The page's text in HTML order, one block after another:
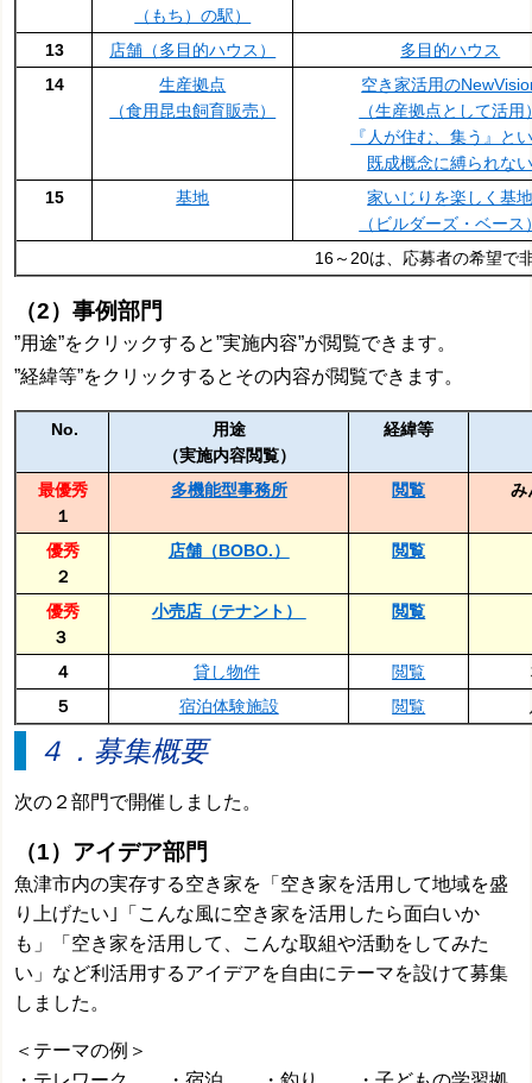
（もち）の駅）
13 店舗（多目的ハウス）
多目的ハウス
14
生産拠点
（食用昆虫飼育販売）
空き家活用の
（生産拠点として活用
『人が住む、集う』と
既成概念に縛られな
15
基地
家いじりを楽しく基
（ビルダーズ・ベース
16～20は、応募者の希望で
（2）事例部門
”用途”をクリックすると”実施内容”が閲覧できます。
”経緯等”をクリックするとその内容が閲覧できます。
No.
用途
（実施内容閲覧）
経緯等
最優秀
１
多機能型事務所 閲覧 み
優秀
２
店舗（BOBO.） 閲覧
優秀
３
小売店（テナント） 閲覧
４ 貸し物件 閲覧
５
宿泊体験施設 閲覧
４．募集概要
次の２部門で開催しました。
（1）アイデア部門
魚津市内の実存する空き家を「空き家を活用して地域を盛
り上げたい｣「こんな風に空き家を活用したら面白いか
も」「空き家を活用して、こんな取組や活動をしてみた
い」など利活用するアイデアを自由にテーマを設けて募集
しました。
＜テーマの例＞